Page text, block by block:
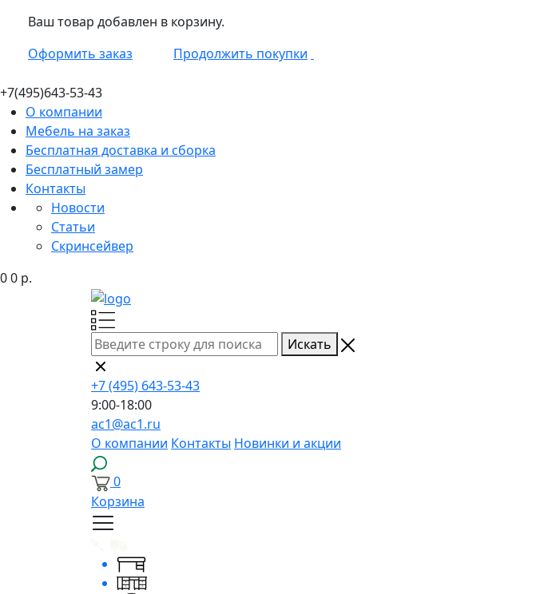
Ваш товар добавлен в корзину.
Оформить заказ
Продолжить покупки
+7(495)643-53-43
О компании
Мебель на заказ
Бесплатная доставка и сборка
Бесплатный замер
Контакты
Новости
Статьи
Скринсейвер
00 р.
Искать
+7 (495) 643-53-43
9:00-18:00
ac1@ac1.ru
О компании Контакты Новинки и акции
0
Корзина